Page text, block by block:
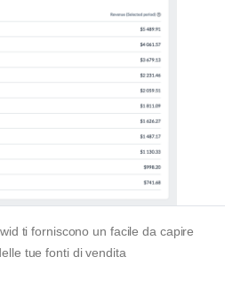
ti forniscono un facile da capire
tue fonti di vendita